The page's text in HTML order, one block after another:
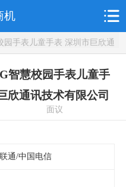
机
手表儿童手表 深圳市巨欣通
智慧校园手表儿童手
欣通讯技术有限公司
面议
通/中国电信